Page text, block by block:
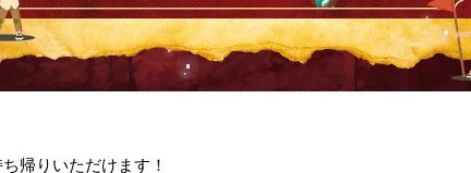
帰りいただけます！